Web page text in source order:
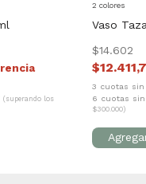
(superando los
Vaso
$14.602
3 cuotas
6 cuotas
$300.000)
2 colores